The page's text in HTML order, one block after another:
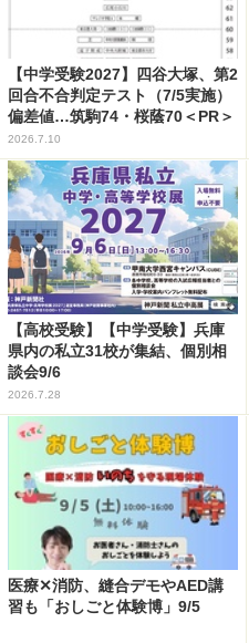
【中学受験2027】四谷大塚、第2
回合不合判定テスト（7/5実施）
偏差値…筑駒74・桜蔭70＜PR＞
2026.7.10
【高校受験】【中学受験】兵庫
県内の私立31校が集結、個別相
談会9/6
2026.7.28
医療✕消防、縫合デモやAED講
習も「おしごと体験博」9/5